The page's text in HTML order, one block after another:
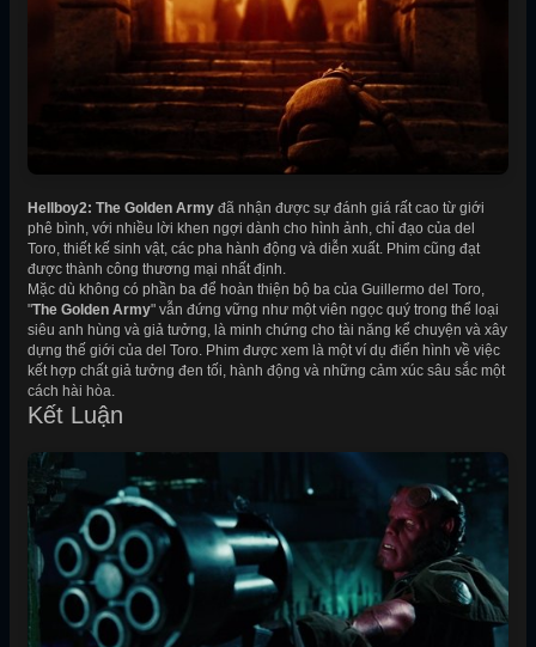
Hellboy2: The Golden Army đã nhận được sự đánh giá rất cao từ giới
phê bình, với nhiều lời khen ngợi dành cho hình ảnh, chỉ đạo của del
Toro, thiết kế sinh vật, các pha hành động và diễn xuất. Phim cũng đạt
được thành công thương mại nhất định.
Mặc dù không có phần ba để hoàn thiện bộ ba của Guillermo del Toro,
"The Golden Army" vẫn đứng vững như một viên ngọc quý trong thể loại
siêu anh hùng và giả tưởng, là minh chứng cho tài năng kể chuyện và xây
dựng thế giới của del Toro. Phim được xem là một ví dụ điển hình về việc
kết hợp chất giả tưởng đen tối, hành động và những cảm xúc sâu sắc một
cách hài hòa.
Kết Luận